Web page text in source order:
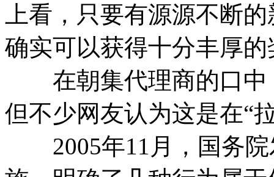
上看，只要有源源不断
确实可以获得十分丰厚
在朝集代理商的口中
但不少网友认为这是在“
2005年11月，国务院